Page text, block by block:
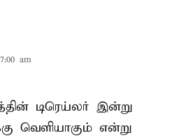
am
டிரெய்லர் இன்று
வெளியாகும் என்று